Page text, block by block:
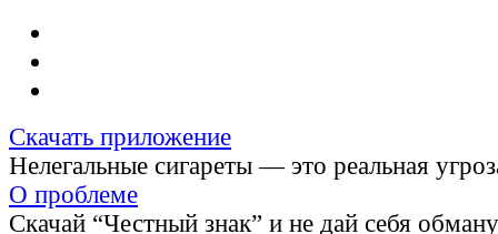
Скачать приложение
Нелегальные сигареты — это реальная
О проблеме
Скачай “Честный знак” и не дай себя